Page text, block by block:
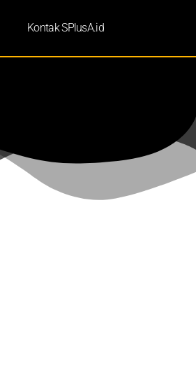
Kontak SPlusA.id